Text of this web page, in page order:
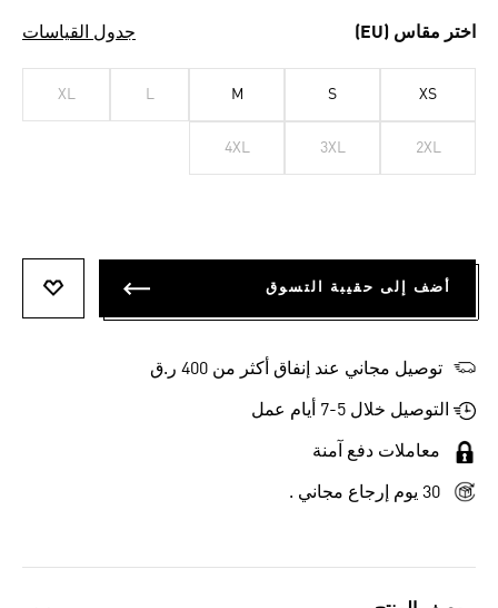
اختر مقاس (EU) جدول القياسات
XS
S
M
L
XL
2XL
3XL
4XL
أضف إلى حقيبة التسوق
توصيل مجاني عند إنفاق أكثر من 400 ر.ق
التوصيل خلال 5-7 أيام عمل
معاملات دفع آمنة